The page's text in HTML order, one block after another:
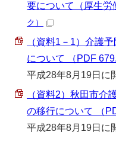
要について（厚生労
ク）
（資料1－1）介護
について （PDF
平成28年8月19日に
（資料2）秋田市介
の移行について （
平成28年8月19日に